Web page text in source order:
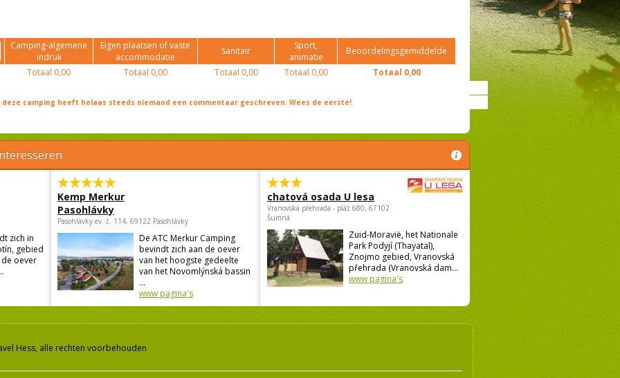
Camping-algemene
indruk
Eigen plaatsen of vaste
accommodatie
Sanitair
Sport,
animatie
Beoordelingsgemiddelde
Totaal 0,00 Totaal 0,00 Totaal 0,00 Totaal 0,00 Totaal 0,00
deze camping heeft helaas steeds niemand een commentaar geschreven. Wees de eerste!
zich in
gebied
oever
Kemp Merkur
Pasohlávky
Pasohlávky ev. č. 114, 69122 Pasohlávky
De ATC Merkur Camping
bevindt zich aan de oever
van het hoogste gedeelte
van het Novomlýnská bassin
...
www pagina's
chatová osada U lesa
Vranovská přehrada - pláž 680, 67102
Šumná
Zuid-Moravië, het Nationale
Park Podyjí (Thayatal),
Znojmo gebied, Vranovská
přehrada (Vranovská dam...
www pagina's
Hess, alle rechten voorbehouden